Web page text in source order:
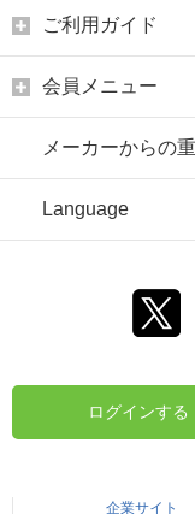
ご利用ガイド
会員メニュー
メーカーからの
Language
ログインする
企業サイト